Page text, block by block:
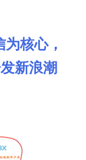
核心，
新浪潮